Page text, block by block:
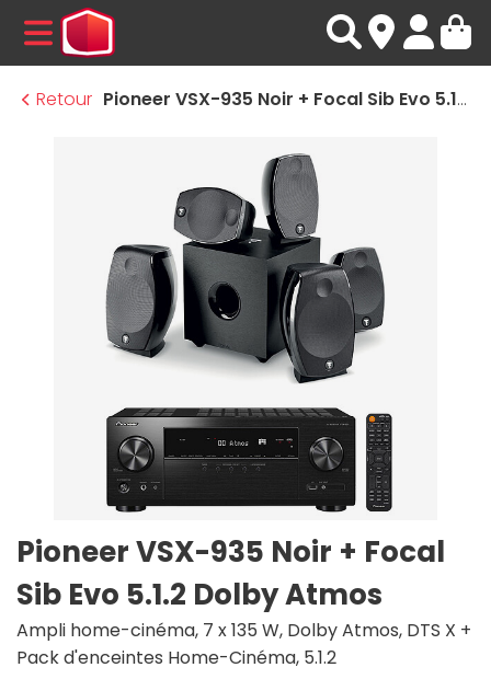
MENU
Retour
Pioneer VSX-935 Noir + Focal Sib Evo 5.1.2 Dolby Atmos
Pioneer VSX-935 Noir + Focal
Sib Evo 5.1.2 Dolby Atmos
Ampli home-cinéma, 7 x 135 W, Dolby Atmos, DTS X +
Pack d'enceintes Home-Cinéma, 5.1.2